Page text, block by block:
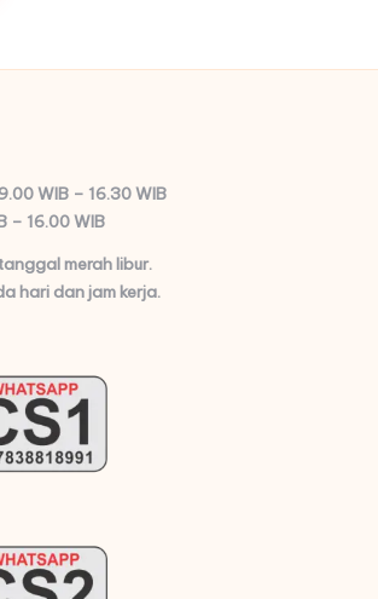
WIB – 16.30 WIB
– 16.00 WIB
merah libur.
hari dan jam kerja.